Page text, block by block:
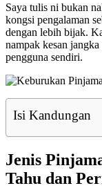
Saya tulis ni bukan
kongsi pengalaman
dengan lebih bijak.
nampak kesan
pengguna sendiri.
Isi Kandungan
Jenis
Tahu dan